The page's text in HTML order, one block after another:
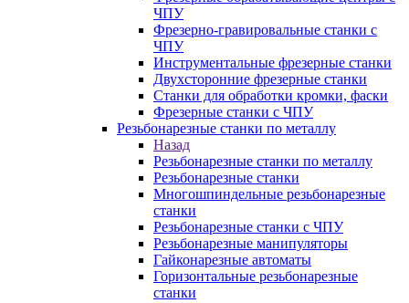
ЧПУ
Фрезерно-гравировальные станки с
ЧПУ
Инструментальные фрезерные станки
Двухсторонние фрезерные станки
Станки для обработки кромки, фаски
Фрезерные станки с ЧПУ
Резьбонарезные станки по металлу
Назад
Резьбонарезные станки по металлу
Резьбонарезные станки
Многошпиндельные резьбонарезные
станки
Резьбонарезные станки с ЧПУ
Резьбонарезные манипуляторы
Гайконарезные автоматы
Горизонтальные резьбонарезные
станки